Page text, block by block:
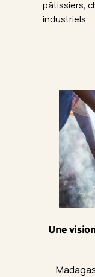
pâtissiers,
industriels.
Une